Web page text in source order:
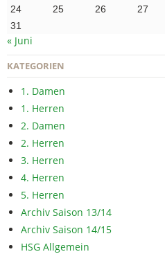
24
25 26 27
31
« Juni
KATEGORIEN
1. Damen
1. Herren
2. Damen
2. Herren
3. Herren
4. Herren
5. Herren
Archiv Saison 13/14
Archiv Saison 14/15
HSG Allgemein